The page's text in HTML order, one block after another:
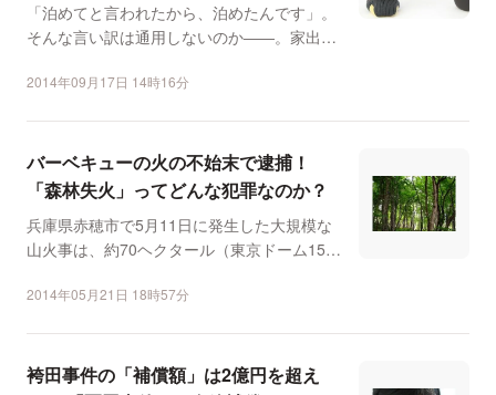
「泊めてと言われたから、泊めたんです」。
そんな言い訳は通用しないのか――。家出中
2014年09月17日 14時16分
バーベキューの火の不始末で逮捕！
「森林失火」ってどんな犯罪なのか？
兵庫県赤穂市で5月11日に発生した大規模な
山火事は、約70ヘクタール（東京ドーム15個
2014年05月21日 18時57分
袴田事件の「補償額」は2億円を超え